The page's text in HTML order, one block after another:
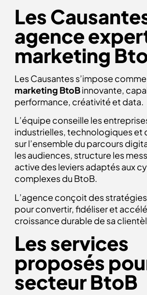
Les
agence
marketing
Les Causantes s’impose
marketing BtoBinnovante,
performance, créativité et data.
L’équipe conseille les
industrielles, technologiques et
sur l’ensemble du parcours
les audiences, structure les
active des leviers adaptés aux
complexes du BtoB.
L’agence conçoit des
pour convertir, fidéliser et
croissance durable de sa
Les services
proposés
secteur BtoB